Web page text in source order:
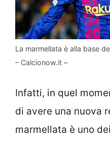
La marmellata è alla base
– Calcionow.it –
Infatti, in quel
di avere una nuova
marmellata è uno